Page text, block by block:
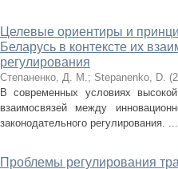
Целевые ориентиры и
Беларусь в контексте их
регулирования
Степаненко, Д. М.; Stepanenko, D. (
В современных условиях
взаимосвязей между
законодательного регулирования. ...
Проблемы регулирования